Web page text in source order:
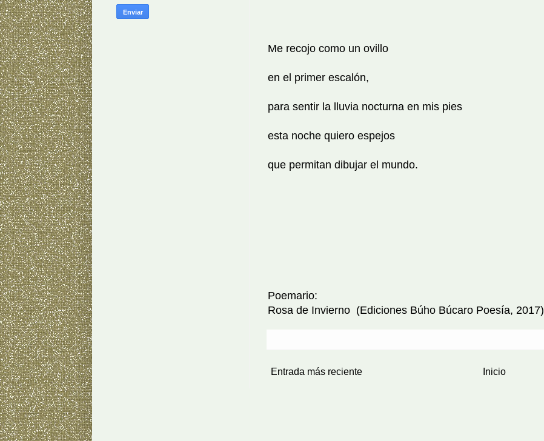
Me recojo como un ovillo
en el primer escalón,
para sentir la lluvia nocturna en mis pies
esta noche quiero espejos
que permitan dibujar el mundo.
Poemario:
Rosa de Invierno (Ediciones Búho Búcaro Poesía, 2017)
Entrada más reciente Inicio